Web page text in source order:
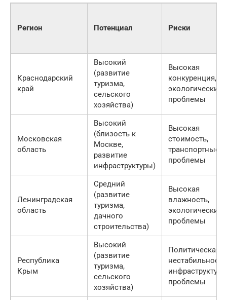
Регион Потенциал Риски
Краснодарский
край
Высокий
(развитие
туризма,
сельского
хозяйства)
Высокая
конкуренция,
экологические
проблемы
Московская
область
Высокий
(близость к
Москве,
развитие
инфраструктуры)
Высокая
стоимость,
транспортные
проблемы
Ленинградская
область
Средний
(развитие
туризма,
дачного
строительства)
Высокая
влажность,
экологические
проблемы
Республика
Крым
Высокий
(развитие
туризма,
сельского
хозяйства)
Политическая
проблемы